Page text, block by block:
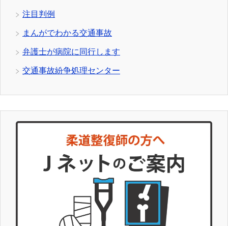
注目判例
まんがでわかる交通事故
弁護士が病院に同行します
交通事故紛争処理センター